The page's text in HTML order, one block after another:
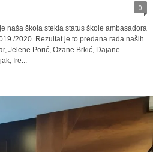
0
naša škola stekla status škole ambasadora
2020. Rezultat je to predana rada naših
Jelene Porić, Ozane Brkić, Dajane
Ire...